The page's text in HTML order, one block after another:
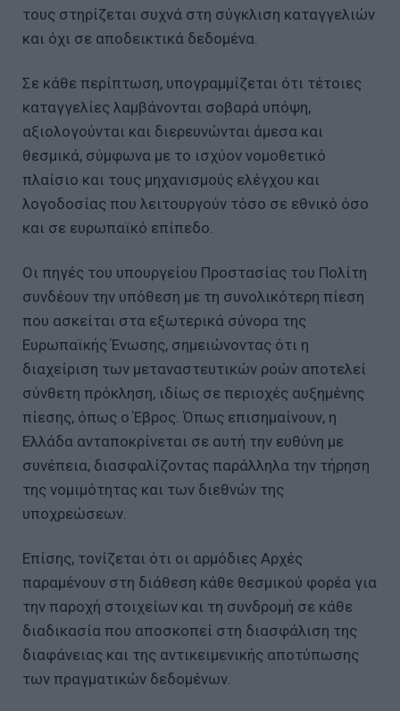
τους στηρίζεται συχνά στη σύγκλιση καταγγελιών
και όχι σε αποδεικτικά δεδομένα.
Σε κάθε περίπτωση, υπογραμμίζεται ότι τέτοιες
καταγγελίες λαμβάνονται σοβαρά υπόψη,
αξιολογούνται και διερευνώνται άμεσα και
θεσμικά, σύμφωνα με το ισχύον νομοθετικό
πλαίσιο και τους μηχανισμούς ελέγχου και
λογοδοσίας που λειτουργούν τόσο σε εθνικό όσο
και σε ευρωπαϊκό επίπεδο.
Οι πηγές του υπουργείου Προστασίας του Πολίτη
συνδέουν την υπόθεση με τη συνολικότερη πίεση
που ασκείται στα εξωτερικά σύνορα της
Ευρωπαϊκής Ένωσης, σημειώνοντας ότι η
διαχείριση των μεταναστευτικών ροών αποτελεί
σύνθετη πρόκληση, ιδίως σε περιοχές αυξημένης
πίεσης, όπως ο Έβρος. Όπως επισημαίνουν, η
Ελλάδα ανταποκρίνεται σε αυτή την ευθύνη με
συνέπεια, διασφαλίζοντας παράλληλα την τήρηση
της νομιμότητας και των διεθνών της
υποχρεώσεων.
Επίσης, τονίζεται ότι οι αρμόδιες Αρχές
παραμένουν στη διάθεση κάθε θεσμικού φορέα για
την παροχή στοιχείων και τη συνδρομή σε κάθε
διαδικασία που αποσκοπεί στη διασφάλιση της
διαφάνειας και της αντικειμενικής αποτύπωσης
των πραγματικών δεδομένων.